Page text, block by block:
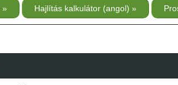
Hajlítás kalkulátor (angol)